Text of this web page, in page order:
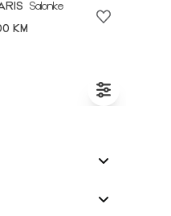
Salonke
KM